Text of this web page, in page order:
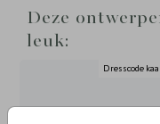
Deze
leuk:
Dresscode